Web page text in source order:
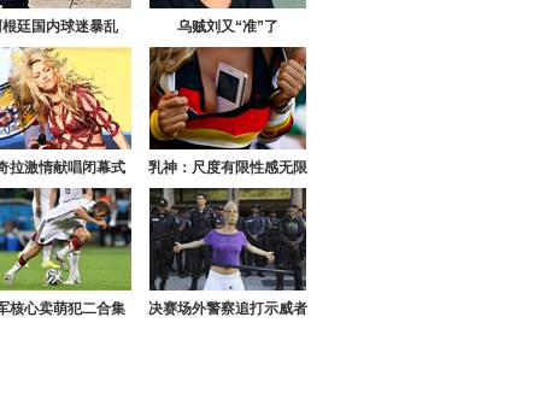
廷国内球迷暴乱 乌贼刘又“准”了
拉激情献唱闭幕式 乳神：尺度有限性感无限
核心卖萌犯二合集 决赛场外警察追打示威者